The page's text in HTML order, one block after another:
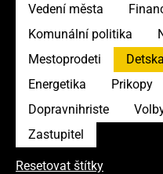
Vedení města
Komunální politika
Mestoprodeti
Energetika
Prikopy
Dopravnihriste
Zastupitel
Resetovat štítky